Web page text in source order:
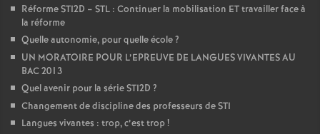
Réforme STI2D – STL : Continuer la mobilisation ET travailler face à
la réforme
Quelle autonomie, pour quelle école?
UN MORATOIRE POUR L’EPREUVE DE LANGUES VIVANTES AU
BAC 2013
Quel avenir pour la série STI2D ?
Changement de discipline des professeurs de STI
Langues vivantes : trop, c’est trop!